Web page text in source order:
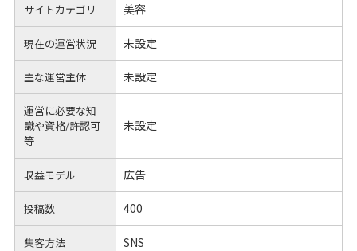
サイトカテゴリ 美容
現在の運営状況 未設定
主な運営主体 未設定
運営に必要な知
識や資格/許認可
等
未設定
収益モデル 広告
投稿数 400
集客方法 SNS